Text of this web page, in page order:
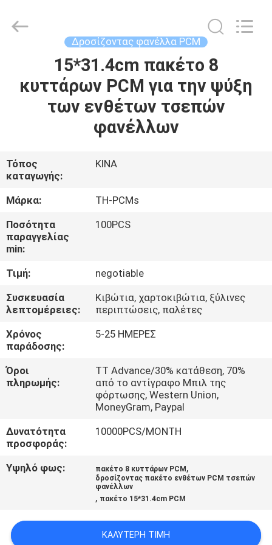
ΠΡΟΪΌΝΤΑ
ΕΜΕΊΣ
ΓΎΡΟΣ
ΕΡΓΟΣΤΑΣΊΩΝ
ΈΛΕΓΧΟΣ
ΕΛΆΤΕ
ΣΕ
ΕΠΑΦΉ
ΕΙΔΉΣΕΙΣ
ΠΕΡΙΠΤΏΣΕΙΣ
SITEMAP
energy
Technology
Δροσίζοντας φανέλλα PCM
15*31.4cm πακέτο 8
κυττάρων PCM για την ψύξη
των ενθέτων τσεπών
φανέλλων
Τόπος
καταγωγής:
ΚΙΝΑ
Μάρκα:
TH-PCMs
Ποσότητα
παραγγελίας
min:
100PCS
Τιμή:
negotiable
Συσκευασία
λεπτομέρειες:
Κιβώτια, χαρτοκιβώτια, ξύλινες
περιπτώσεις, παλέτες
Χρόνος
παράδοσης:
5-25 ΗΜΕΡΕΣ
Όροι
πληρωμής:
TT Advance/30% κατάθεση, 70%
από το αντίγραφο Μπιλ της
φόρτωσης, Western Union,
MoneyGram, Paypal
Δυνατότητα
προσφοράς:
10000PCS/MONTH
Υψηλό φως: πακέτο 8 κυττάρων PCM ,
δροσίζοντας πακέτο ενθέτων PCM τσεπών
φανέλλων
, πακέτο 15*31.4cm PCM
ΚΑΛΎΤΕΡΗ ΤΙΜΉ